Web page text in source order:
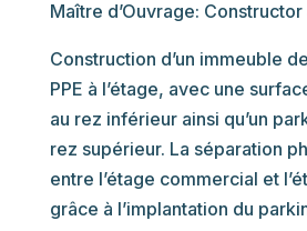
Maître d’Ouvrage: Constructor
Construction d’un immeuble
PPE à l’étage, avec une
au rez inférieur ainsi qu’un
rez supérieur. La séparation
entre l’étage commercial et
grâce à l’implantation du